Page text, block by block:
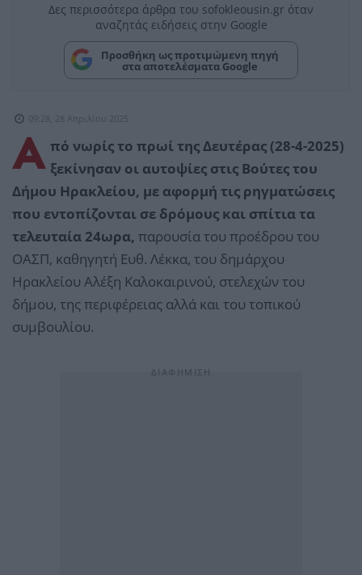
Δες περισσότερα άρθρα του sofokleousin.gr όταν
αναζητάς ειδήσεις στην Google
Προσθήκη ως προτιμώμενη πηγή
στα αποτελέσματα Google
09:28, 28 Απριλίου 2025
Α πό νωρίς το πρωί της Δευτέρας (28-4-2025)
ξεκίνησαν οι αυτοψίες στις Βούτες του
Δήμου Ηρακλείου, με αφορμή τις ρηγματώσεις
που εντοπίζονται σε δρόμους και σπίτια τα
τελευταία 24ωρα, παρουσία του προέδρου του
ΟΑΣΠ, καθηγητή Ευθ. Λέκκα, του δημάρχου
Ηρακλείου Αλέξη Καλοκαιρινού, στελεχών του
δήμου, της περιφέρειας αλλά και του τοπικού
συμβουλίου.